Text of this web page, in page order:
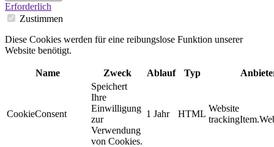
Erforderlich
Zustimmen
Diese Cookies werden für eine reibungslose Funktion unserer
Website benötigt.
Name Zweck Ablauf Typ
CookieConsent
Speichert
Ihre
Einwilligung
zur
Verwendung
von Cookies.
1 Jahr HTML
Website